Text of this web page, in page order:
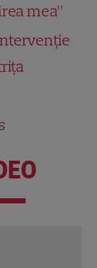
mea”